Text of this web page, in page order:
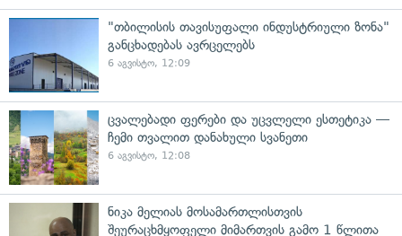
"თბილისის თავისუფალი ინდუსტრიული ზონა"
განცხადებას ავრცელებს
6 აგვისტო, 12:09
ცვალებადი ფერები და უცვლელი ესთეტიკა —
ჩემი თვალით დანახული სვანეთი
6 აგვისტო, 12:08
ნიკა მელიას მოსამართლისთვის
შეურაცხმყოფელი მიმართვის გამო 1 წლითა